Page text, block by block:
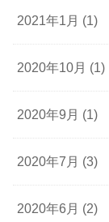
2021年1月 (1)
2020年10月 (1)
2020年9月 (1)
2020年7月 (3)
2020年6月 (2)